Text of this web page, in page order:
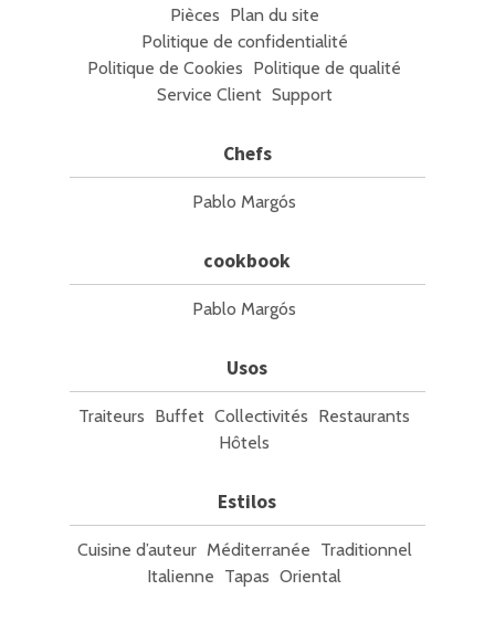
Pièces Plan du site
Politique de confidentialité
Politique de Cookies Politique de qualité
Service Client Support
Chefs
Pablo Margós
cookbook
Pablo Margós
Usos
Traiteurs Buffet Collectivités Restaurants
Hôtels
Estilos
Cuisine d’auteur Méditerranée Traditionnel
Italienne Tapas Oriental